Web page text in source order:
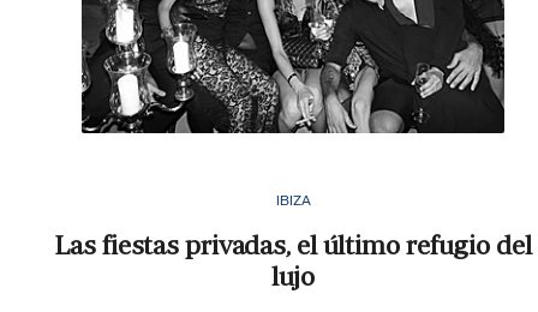
IBIZA
Las fiestas privadas, el último refugio del
lujo